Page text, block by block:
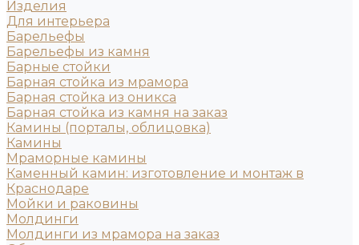
Изделия
Для интерьера
Барельефы
Барельефы из камня
Барные стойки
Барная стойка из мрамора
Барная стойка из оникса
Барная стойка из камня на заказ
Камины (порталы, облицовка)
Камины
Мраморные камины
Каменный камин: изготовление и монтаж в
Краснодаре
Мойки и раковины
Молдинги
Молдинги из мрамора на заказ